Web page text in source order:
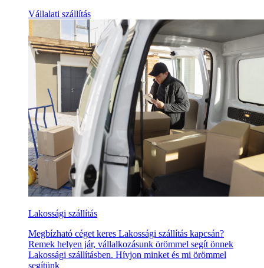
Vállalati szállítás
Lakossági szállítás
Megbízható céget keres Lakossági szállítás kapcsán?
Remek helyen jár, vállalkozásunk örömmel segít önnek
Lakossági szállításben. Hívjon minket és mi örömmel
segítünk